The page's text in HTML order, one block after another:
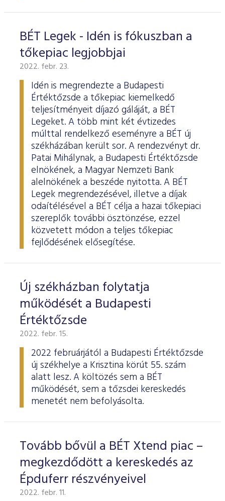
BÉT Legek - Idén is fókuszban a
tőkepiac legjobbjai
2022. febr. 23.
Idén is megrendezte a Budapesti
Értéktőzsde a tőkepiac kiemelkedő
teljesítményeit díjazó gáláját, a BÉT
Legeket. A több mint két évtizedes
múlttal rendelkező eseményre a BÉT új
székházában került sor. A rendezvényt dr.
Patai Mihálynak, a Budapesti Értéktőzsde
elnökének, a Magyar Nemzeti Bank
alelnökének a beszéde nyitotta. A BÉT
Legek megrendezésével, illetve a díjak
odaítélésével a BÉT célja a hazai tőkepiaci
szereplők további ösztönzése, ezzel
közvetett módon a teljes tőkepiac
fejlődésének elősegítése.
Új székházban folytatja
működését a Budapesti
Értéktőzsde
2022. febr. 15.
2022 februárjától a Budapesti Értéktőzsde
új székhelye a Krisztina körút 55. szám
alatt lesz. A költözés sem a BÉT
működését, sem a tőzsdei kereskedés
menetét nem befolyásolta.
Tovább bővül a BÉT Xtend piac –
megkezdődött a kereskedés az
Épduferr részvényeivel
2022. febr. 11.